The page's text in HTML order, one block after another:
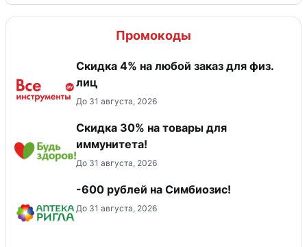
Промокоды
Скидка 4% на любой заказ для физ.
лиц
До 31 августа, 2026
Скидка 30% на товары для
иммунитета!
До 31 августа, 2026
-600 рублей на Симбиозис!
До 31 августа, 2026